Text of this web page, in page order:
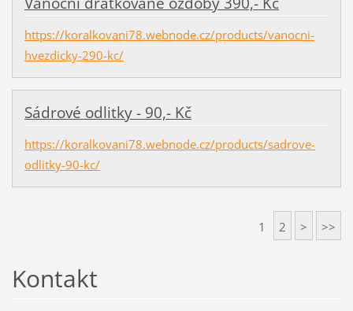
https://koralkovani78.webnode.cz/products/vanocni-
hvezdicky-290-kc/
Sádrové odlitky - 90,- Kč
https://koralkovani78.webnode.cz/products/sadrove-
odlitky-90-kc/
1 2 > >>
Kontakt